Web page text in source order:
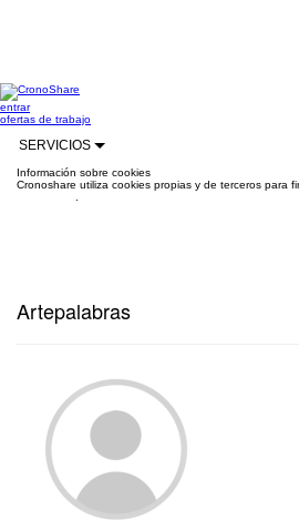
entrar
ofertas de trabajo
SERVICIOS
Información sobre cookies
Cronoshare utiliza cookies propias y de terceros para
Artepalabras